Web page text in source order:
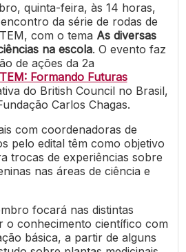
quinta-feira, às 14 horas,
da série de rodas de
com o tema As diversas
na escola. O evento faz
de ações da 2a
Formando Futuras
do British Council no Brasil,
Carlos Chagas.
com coordenadoras de
pelo edital têm como objetivo
trocas de experiências sobre
nas áreas de ciência e
focará nas distintas
o conhecimento científico com
básica, a partir de alguns